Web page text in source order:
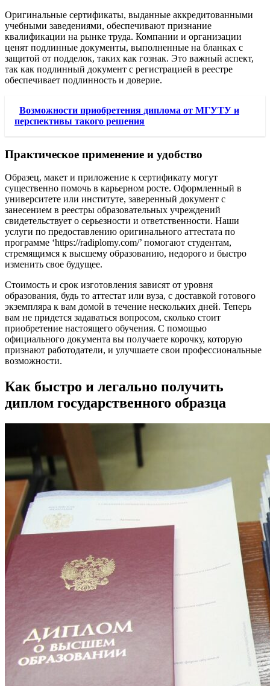
Оригинальные сертификаты, выданные аккредитованными
учебными заведениями, обеспечивают признание
квалификации на рынке труда. Компании и организации
ценят подлинные документы, выполненные на бланках с
защитой от подделок, таких как гознак. Это важный аспект,
так как подлинный документ с регистрацией в реестре
обеспечивает подлинность и доверие.
Возможности приобретения диплома от МГУТУ и
перспективы такого решения
Практическое применение и удобство
Образец, макет и приложение к сертификату могут
существенно помочь в карьерном росте. Оформленный в
университете или институте, заверенный документ с
занесением в реестры образовательных учреждений
свидетельствует о серьезности и ответственности. Наши
услуги по предоставлению оригинального аттестата по
программе ‘https://radiplomy.com/’ помогают студентам,
стремящимся к высшему образованию, недорого и быстро
изменить свое будущее.
Стоимость и срок изготовления зависят от уровня
образования, будь то аттестат или вуза, с доставкой готового
экземпляра к вам домой в течение нескольких дней. Теперь
вам не придется задаваться вопросом, сколько стоит
приобретение настоящего обучения. С помощью
официального документа вы получаете корочку, которую
признают работодатели, и улучшаете свои профессиональные
возможности.
Как быстро и легально получить
диплом государственного образца